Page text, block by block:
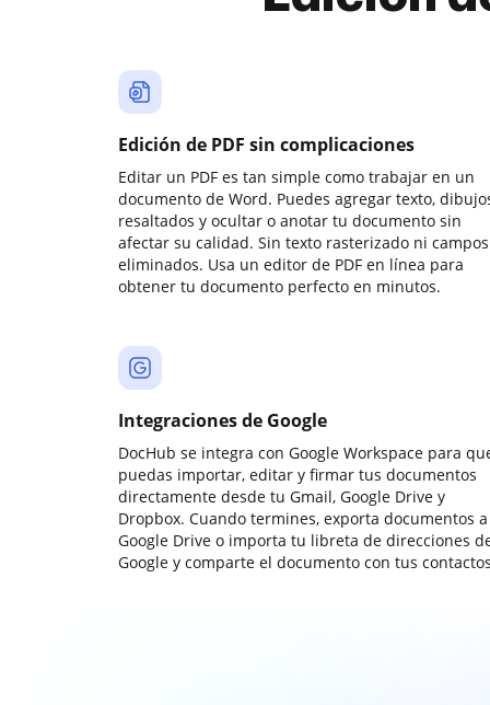
Edición de PDF sin complicaciones
Editar un PDF es tan simple como trabajar en un
documento de Word. Puedes agregar texto,
resaltados y ocultar o anotar tu documento sin
afectar su calidad. Sin texto rasterizado ni campos
eliminados. Usa un editor de PDF en línea para
obtener tu documento perfecto en minutos.
Integraciones de Google
DocHub se integra con Google Workspace para
puedas importar, editar y firmar tus documentos
directamente desde tu Gmail, Google Drive y
Dropbox. Cuando termines, exporta documentos a
Google Drive o importa tu libreta de direcciones
Google y comparte el documento con tus